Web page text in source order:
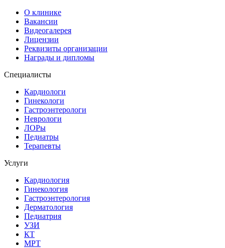
О клинике
Вакансии
Видеогалерея
Лицензии
Реквизиты организации
Награды и дипломы
Специалисты
Кардиологи
Гинекологи
Гастроэнтерологи
Неврологи
ЛОРы
Педиатры
Терапевты
Услуги
Кардиология
Гинекология
Гастроэнтерология
Дерматология
Педиатрия
УЗИ
КТ
МРТ